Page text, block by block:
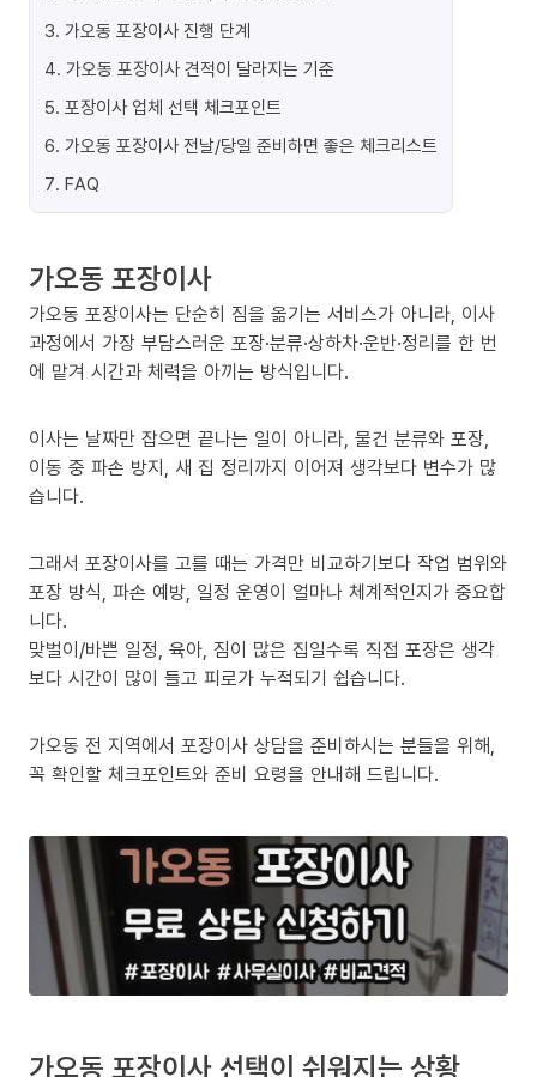
3. 가오동 포장이사 진행 단계
4. 가오동 포장이사 견적이 달라지는 기준
5. 포장이사 업체 선택 체크포인트
6. 가오동 포장이사 전날/당일 준비하면 좋은 체크리스트
7. FAQ
가오동 포장이사
가오동 포장이사는 단순히 짐을 옮기는 서비스가 아니라, 이사
과정에서 가장 부담스러운 포장·분류·상하차·운반·정리를 한 번
에 맡겨 시간과 체력을 아끼는 방식입니다.
이사는 날짜만 잡으면 끝나는 일이 아니라, 물건 분류와 포장,
이동 중 파손 방지, 새 집 정리까지 이어져 생각보다 변수가 많
습니다.
그래서 포장이사를 고를 때는 가격만 비교하기보다 작업 범위와
포장 방식, 파손 예방, 일정 운영이 얼마나 체계적인지가 중요합
니다.
맞벌이/바쁜 일정, 육아, 짐이 많은 집일수록 직접 포장은 생각
보다 시간이 많이 들고 피로가 누적되기 쉽습니다.
가오동 전 지역에서 포장이사 상담을 준비하시는 분들을 위해,
꼭 확인할 체크포인트와 준비 요령을 안내해 드립니다.
가오동 포장이사 선택이 쉬워지는 상황